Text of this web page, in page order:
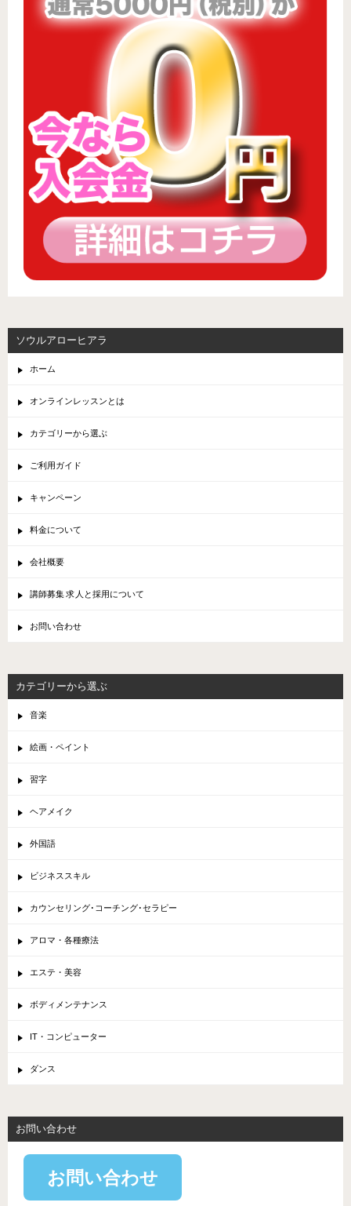
ソウルアローヒアラ
ホーム
オンラインレッスンとは
カテゴリーから選ぶ
ご利用ガイド
キャンペーン
料金について
会社概要
講師募集 求人と採用について
お問い合わせ
カテゴリーから選ぶ
音楽
絵画・ペイント
習字
ヘアメイク
外国語
ビジネススキル
カウンセリング･コーチング･セラピー
アロマ・各種療法
エステ・美容
ボディメンテナンス
IT・コンピューター
ダンス
お問い合わせ
お問い合わせ